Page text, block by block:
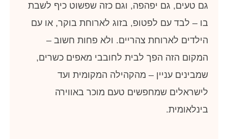
גם טעים, גם יפהפה, וגם כזה שפשוט כיף לשבת
בו – לבד עם לפטופ, בזוג לארוחת בוקר, או עם
הילדים לארוחת צהריים. ולא פחות חשוב –
המקום הזה הפך לבית לחובבי מאפים כשרים,
שמבינים עניין – מהקהילה המקומית ועד
לישראלים שמחפשים טעם מוכר באווירה
בינלאומית.